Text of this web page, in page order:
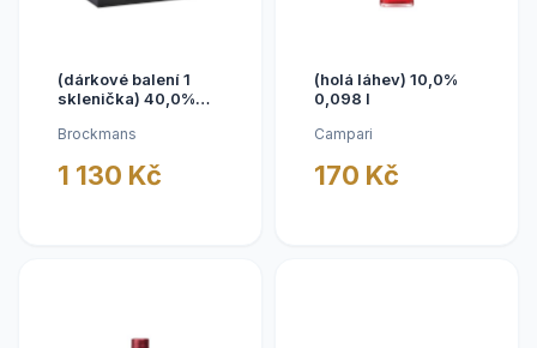
(dárkové balení 1
sklenička) 40,0%
Brockmans
1 130 Kč
(holá láhev) 10,0%
0,098 l
Campari
170 Kč